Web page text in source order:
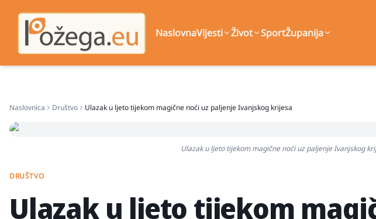
NaslovnaVijesti Život SportŽupanija
Naslovnica Društvo Ulazak u ljeto tijekom magične noći uz paljenje Ivanjskog krijesa
Ulazak u ljeto tijekom magične noći uz paljenje Ivanjskog
DRUŠTVO
Ulazak u ljeto tijekom